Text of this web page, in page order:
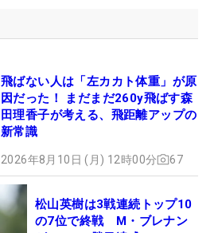
飛ばない人は「左カカト体重」が原
因だった！ まだまだ260y飛ばす森
田理香子が考える、飛距離アップの
新常識
2026年8月10日 (月) 12時00分 67
松山英樹は3戦連続トップ10
の7位で終戦 M・ブレナン